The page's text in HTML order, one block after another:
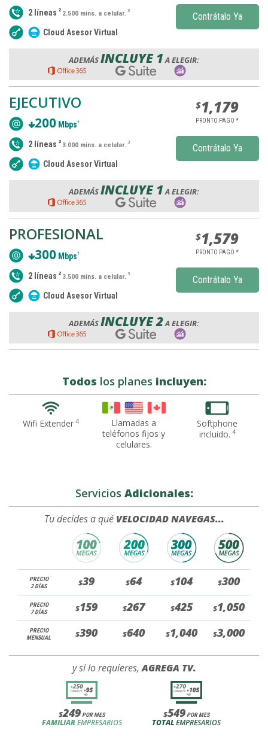
2 líneas 2 2.500 mins. a celular. 3
Cloud Asesor Virtual
Contrátalo Ya
ADEMÁSINCLUYE 1A ELEGIR:
EJECUTIVO
200 Mbps†
2 líneas 2 3.000 mins. a celular. 3
Cloud Asesor Virtual
$1,179
PRONTO PAGO *
Contrátalo Ya
ADEMÁSINCLUYE 1A ELEGIR:
PROFESIONAL
300 Mbps†
2 líneas 2 3.500 mins. a celular. 3
Cloud Asesor Virtual
$1,579
PRONTO PAGO *
Contrátalo Ya
ADEMÁSINCLUYE 2A ELEGIR:
Todos los planes incluyen:
Wifi Extender4
Llamadas a
teléfonos fijos y
celulares.
Softphone
incluido. 4
Servicios Adicionales:
Tu decides a qué VELOCIDAD NAVEGAS...
PRECIO
2 DÍAS
$39 $64 $104 $300
PRECIO
7 DÍAS
$159 $267 $425 $1,050
PRECIO
MENSUAL
$390 $640 $1,040 $3,000
y si lo requieres,AGREGA TV.
$249POR MES
FAMILIAREMPRESARIOS
$549POR MES
TOTALEMPRESARIOS